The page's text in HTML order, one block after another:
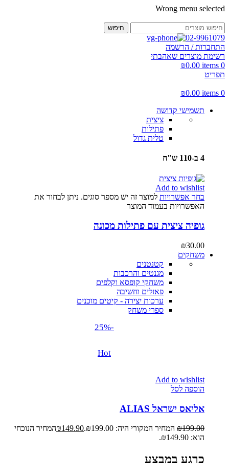
Wrong menu selected
חיפוש
02-9961079
התחברות / הרשמה
רשימת מוצרים שאהבתי
0
items
₪0.00
תפריט
0
items
₪0.00
תשמישי קדושה
ציצית
פתילות
טלית גדול
4 ב-110 ש"ח
Add to wishlist
בחר אפשרויות למוצר זה יש מספר סוגים. ניתן לבחור את
האפשרויות בעמוד המוצר
גופיה ציצית עם פתילות מכונה
₪30.00
משחקים
קטנטנים
מגנטים והרכבות
משחקי קופסא וקלפים
פאזלים וחשיבה
ערכות יצירה - קיטים מוכנים
ספרי משחק
-25%
Hot
Add to wishlist
הוספה לסל
אליאס ישראל ALIAS
₪199.00 המחיר המקורי היה: ₪199.00. ₪149.90
המחיר הנוכחי
הוא: ₪149.90.
כרגע במבצע